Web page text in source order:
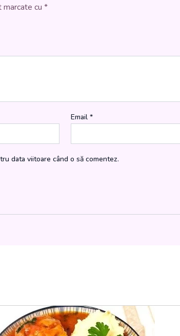
cu *
Email*
data viitoare când o să comentez.